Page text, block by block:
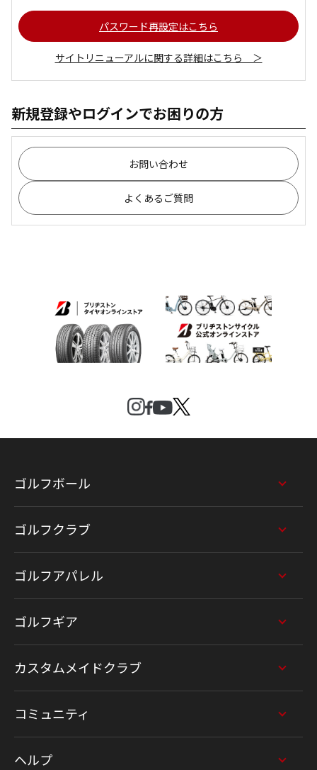
パスワード再設定はこちら
サイトリニューアルに関する詳細はこちら ＞
新規登録やログインでお困りの方
お問い合わせ
よくあるご質問
ゴルフボール
ゴルフクラブ
ゴルフアパレル
ゴルフギア
カスタムメイドクラブ
コミュニティ
ヘルプ